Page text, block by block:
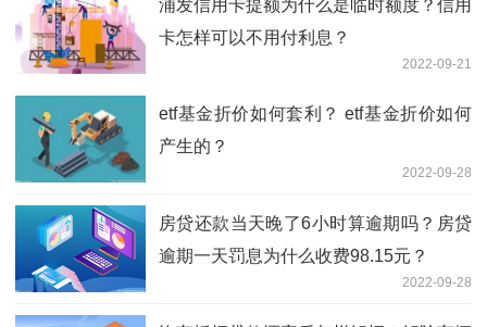
浦发信用卡提额为什么是临时额度？信用
卡怎样可以不用付利息？
2022-09-21
etf基金折价如何套利？ etf基金折价如何
产生的？
2022-09-28
房贷还款当天晚了6小时算逾期吗？房贷
逾期一天罚息为什么收费98.15元？
2022-09-28